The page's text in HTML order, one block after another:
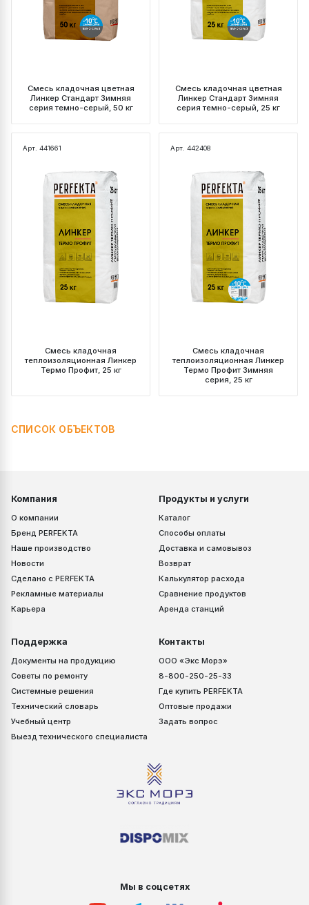
Смесь кладочная цветная
Линкер Стандарт Зимняя
серия темно-серый, 50 кг
Смесь кладочная цветная
Линкер Стандарт Зимняя
серия темно-серый, 25 кг
Арт. 441661
Смесь кладочная
теплоизоляционная Линкер
Термо Профит, 25 кг
Арт. 442408
Смесь кладочная
теплоизоляционная Линкер
Термо Профит Зимняя
серия, 25 кг
СПИСОК ОБЪЕКТОВ
Компания
О компании
Бренд PERFEKTA
Наше производство
Новости
Сделано с PERFEKTA
Рекламные материалы
Карьера
Продукты и услуги
Каталог
Способы оплаты
Доставка и самовывоз
Возврат
Калькулятор расхода
Сравнение продуктов
Аренда станций
Поддержка
Документы на продукцию
Советы по ремонту
Системные решения
Технический словарь
Учебный центр
Выезд технического специалиста
Контакты
ООО «Экс Морэ»
8-800-250-25-33
Где купить PERFEKTA
Оптовые продажи
Задать вопрос
Мы в соцсетях